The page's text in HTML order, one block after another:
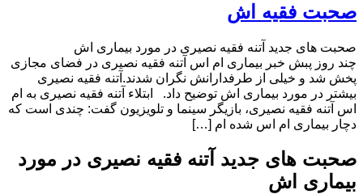
صحبت فقیه اش
صحبت های جدید آتنه فقیه نصیری در مورد بیماری اش
چند روز پبش خبر بیماری ام اس آتنه فقیه نصیری در فضای مجازی
پخش شد و خیلی از طرفدارانش نگران شدند.آتنه فقیه نصیری
بیشتر در مورد بیماری اش توضیح داد. ابتلاء آتنه فقیه نصیری به ام
اس آتنه فقیه نصیری، بازیگر سینما و تلویزیون گفت: چندی است که
دچار بیماری ام اس شده ام […]
صحبت های جدید آتنه فقیه نصیری در مورد
بیماری اش